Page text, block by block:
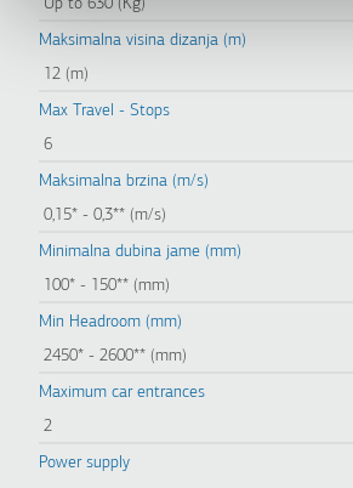
Up to 630 (Kg)
Maksimalna visina dizanja (m)
12 (m)
Max Travel - Stops
6
Maksimalna brzina (m/s)
0,15* - 0,3** (m/s)
Minimalna dubina jame (mm)
100* - 150** (mm)
Min Headroom (mm)
2450* - 2600** (mm)
Maximum car entrances
2
Power supply